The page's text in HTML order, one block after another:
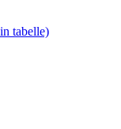
tabelle)